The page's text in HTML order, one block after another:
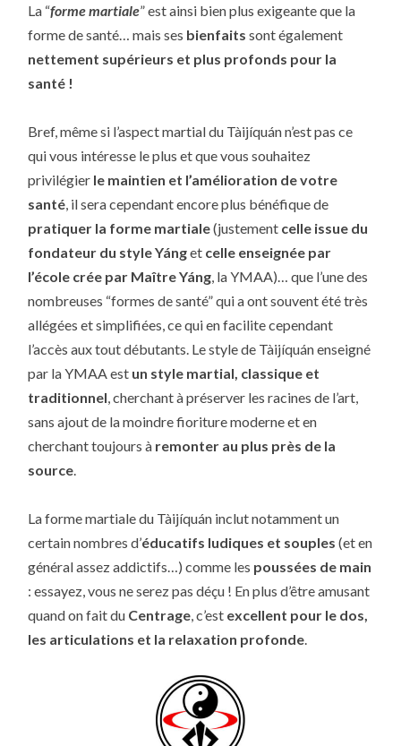
La “forme martiale” est ainsi bien plus exigeante que la
forme de santé… mais ses bienfaits sont également
nettement supérieurs et plus profonds pour la
santé !
Bref, même si l’aspect martial du Tàijíquán n’est pas ce
qui vous intéresse le plus et que vous souhaitez
privilégier le maintien et l’amélioration de votre
santé, il sera cependant encore plus bénéfique de
pratiquer la forme martiale(justement celle issue du
fondateur du style Yánget celle enseignée par
l’école crée par Maître Yáng, la YMAA)… que l’une des
nombreuses “formes de santé” qui a ont souvent été très
allégées et simplifiées, ce qui en facilite cependant
l’accès aux tout débutants. Le style de Tàijíquán enseigné
par la YMAA est un style martial, classique et
traditionnel, cherchant à préserver les racines de l’art,
sans ajout de la moindre fioriture moderne et en
cherchant toujours à remonter au plus près de la
source.
La forme martiale du Tàijíquán inclut notamment un
certain nombres d’éducatifs ludiques et souples (et en
général assez addictifs…) comme les poussées de main
: essayez, vous ne serez pas déçu ! En plus d’être amusant
quand on fait du Centrage, c’est excellent pour le dos,
les articulations et la relaxation profonde.